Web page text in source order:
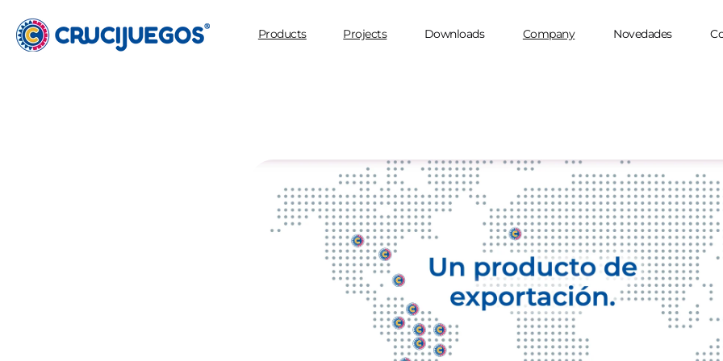
content
Products Projects Downloads Company Novedades